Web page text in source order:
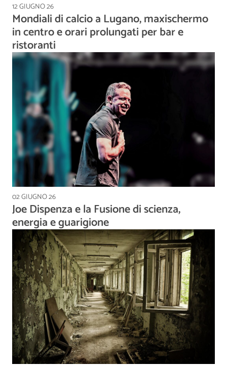
12 GIUGNO 26
Mondiali di calcio a Lugano, maxischermo
in centro e orari prolungati per bar e
ristoranti
02 GIUGNO 26
Joe Dispenza e la Fusione di scienza,
energia e guarigione